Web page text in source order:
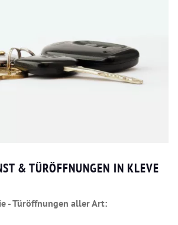
& TÜRÖFFNUNGEN IN KLEVE
- Türöffnungen aller Art: